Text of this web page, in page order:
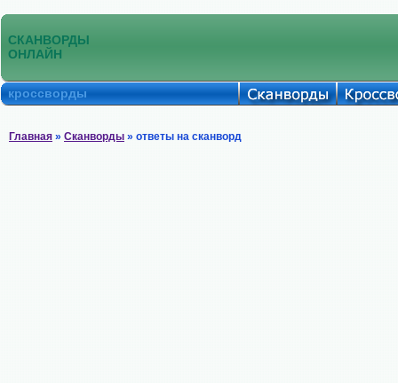
СКАНВОРДЫ
ОНЛАЙН
кроссворды
Главная » Сканворды » ответы на сканворд